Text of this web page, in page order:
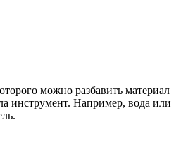
можно разбавить материал
инструмент. Например, вода или